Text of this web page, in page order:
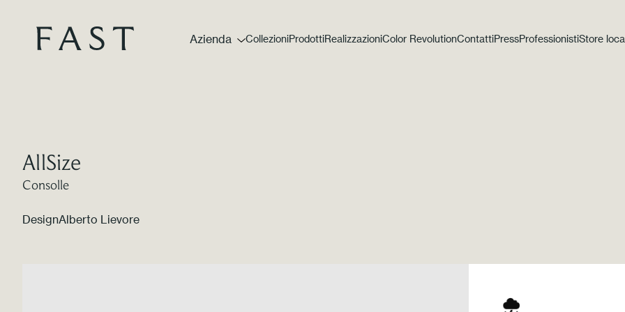
Azienda CollezioniProdottiRealizzazioniColor RevolutionContattiPressProfessionistiStore
AllSize
Consolle
DesignAlberto Lievore